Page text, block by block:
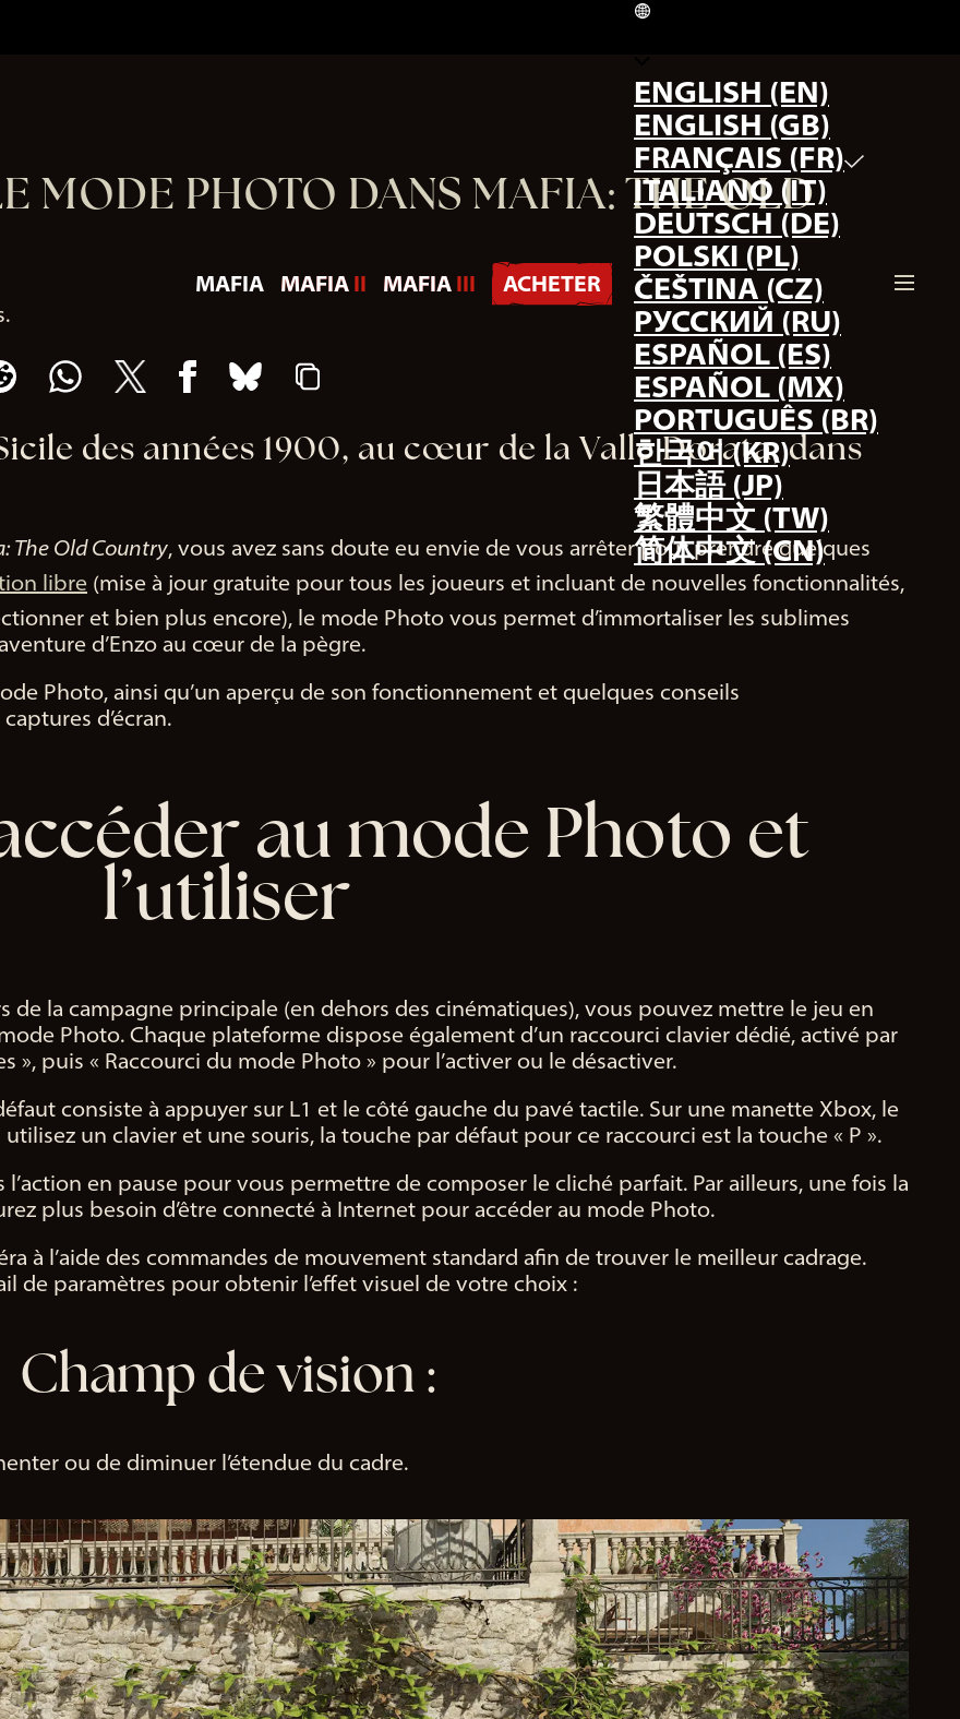
MAFIA MAFIA II MAFIA III ACHETER
ENGLISH (EN)
ENGLISH (GB)
FRANÇAIS (FR)
ITALIANO (IT)
DEUTSCH (DE)
POLSKI (PL)
ČEŠTINA (CZ)
РУССКИЙ (RU)
ESPAÑOL (ES)
ESPAÑOL (MX)
PORTUGUÊS (BR)
한국어 (KR)
日本語 (JP)
繁體中文 (TW)
简体中文 (CN)
MODE PHOTO DANS MAFIA: THE OLD
des années 1900, au cœur de la Valle Dorata, dans
The Old Country, vous avez sans doute eu envie de vous arrêter pour prendre quelques
libre (mise à jour gratuite pour tous les joueurs et incluant de nouvelles fonctionnalités,
et bien plus encore), le mode Photo vous permet d’immortaliser les sublimes
d’Enzo au cœur de la pègre.
Photo, ainsi qu’un aperçu de son fonctionnement et quelques conseils
d’écran.
au mode Photo et
l’utiliser
la campagne principale (en dehors des cinématiques), vous pouvez mettre le jeu en
Photo. Chaque plateforme dispose également d’un raccourci clavier dédié, activé par
», puis « Raccourci du mode Photo » pour l’activer ou le désactiver.
consiste à appuyer sur L1 et le côté gauche du pavé tactile. Sur une manette Xbox, le
un clavier et une souris, la touche par défaut pour ce raccourci est la touche « P ».
en pause pour vous permettre de composer le cliché parfait. Par ailleurs, une fois la
plus besoin d’être connecté à Internet pour accéder au mode Photo.
à l’aide des commandes de mouvement standard afin de trouver le meilleur cadrage.
de paramètres pour obtenir l’effet visuel de votre choix :
Champ de vision :
ou de diminuer l’étendue du cadre.